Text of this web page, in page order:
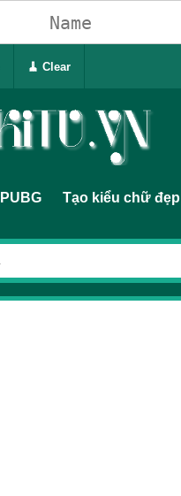
PUBG Tạo kiểu chữ đẹp
🧹 Clear